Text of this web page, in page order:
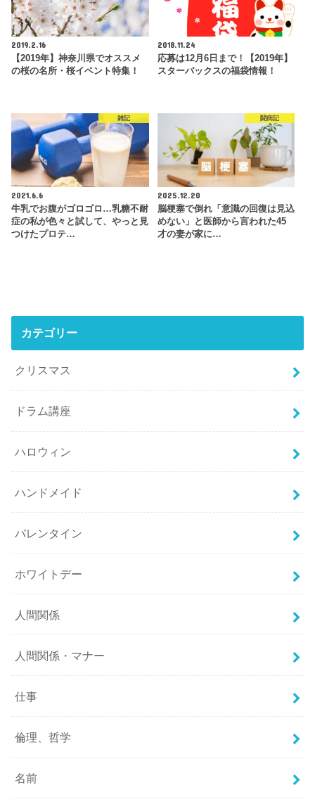
2019.2.16
【2019年】神奈川県でオススメ
の桜の名所・桜イベント特集！
2018.11.24
応募は12月6日まで！【2019年】
スターバックスの福袋情報！
雑記
2021.6.6
牛乳でお腹がゴロゴロ…乳糖不耐
症の私が色々と試して、やっと見
つけたプロテ…
闘病記
2025.12.20
脳梗塞で倒れ「意識の回復は見込
めない」と医師から言われた45
才の妻が家に…
カテゴリー
クリスマス
ドラム講座
ハロウィン
ハンドメイド
バレンタイン
ホワイトデー
人間関係
人間関係・マナー
仕事
倫理、哲学
名前